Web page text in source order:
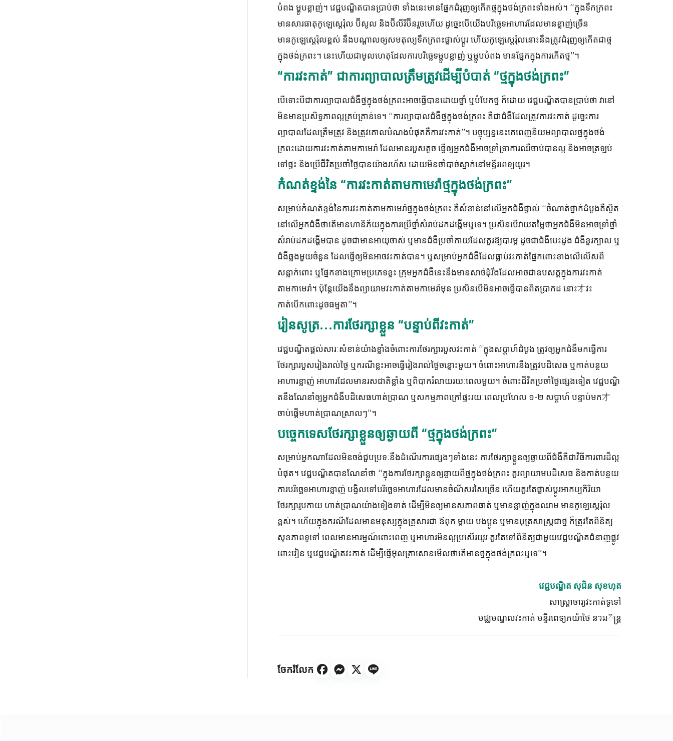
បំពង ម្ហូបខ្លាញ់។ វេជ្ជបណ្ឌិតបានប្រាប់ថា ទាំងនេះមានផ្នែកជំរុញឲ្យកើតថ្មក្នុងថង់ក្រពះទាំងអស់។ “ក្នុងទឹកក្រពះ
មានសារធាតុកូឡេស្តេរ៉ុល ប៊ីសូល និងប៊ីលីរីប៊ីនរួចហើយ ដូច្នេះបើយើងបរិច្ឆេទអាហារដែលមានខ្លាញ់ច្រើន
មានកូឡេស្តេរ៉ុលខ្ពស់ នឹងបណ្តាលឲ្យសមតុល្យទឹកក្រពះផ្លាស់ប្តូរ ហើយកូឡេស្តេរ៉ុលនោះនឹងត្រូវជំរុញឲ្យកើតជាថ្ម
ក្នុងថង់ក្រពះ។ នេះហើយជាមូលហេតុដែលការបរិច្ឆេទម្ហូបខ្លាញ់ ឬម្ហូបបំពង មានផ្នែកក្នុងការកើតថ្ម”។
“ការវះកាត់” ជាការព្យាបាលត្រឹមត្រូវដើម្បីបំបាត់ “ថ្មក្នុងថង់ក្រពះ”
បើទោះបីជាការព្យាបាលជំងឺថ្មក្នុងថង់ក្រពះអាចធ្វើបានដោយថ្នាំ ឬបំបែកថ្ម ក៏ដោយ វេជ្ជបណ្ឌិតបានប្រាប់ថា វានៅ
មិនមានប្រសិទ្ធភាពល្អគ្រប់គ្រាន់ទេ។ “ការព្យាបាលជំងឺថ្មក្នុងថង់ក្រពះ គឺជាជំងឺដែលត្រូវការវះកាត់ ដូច្នេះការ
ព្យាបាលដែលត្រឹមត្រូវ និងត្រូវគោលបំណងបំផុតគឺការវះកាត់”។ បច្ចុប្បន្ននេះគេពេញនិយមព្យាបាលថ្មក្នុងថង់
ក្រពះដោយការវះកាត់តាមកាមេរ៉ា ដែលមានរបួសតូច ធ្វើឲ្យអ្នកជំងឺអាចទ្រាំទ្រាការឈឺចាប់បានល្អ និងអាចត្រឡប់
ទៅផ្ទះ និងប្រើជីវិតប្រចាំថ្ងៃបានយ៉ាងរហ័ស ដោយមិនចាំបាច់ស្នាក់នៅមន្ទីរពេទ្យយូរ។
កំណត់ខ្ទង់នៃ “ការវះកាត់តាមកាមេរ៉ាថ្មក្នុងថង់ក្រពះ”
សម្រាប់កំណត់ខ្ទង់នៃការវះកាត់តាមកាមេរ៉ាថ្មក្នុងថង់ក្រពះ គឺសំខាន់នៅលើអ្នកជំងឺផ្ទាល់ “ចំណាត់ថ្នាក់ដំបូងគឺស្ថិត
នៅលើអ្នកជំងឺថាតើមានហានិភ័យក្នុងការប្រើថ្នាំសំរាប់ដកដង្ហើមឬទេ។ ប្រសិនបើវាយតម្លៃថាអ្នកជំងឺមិនអាចទ្រាំថ្នាំ
សំរាប់ដកដង្ហើមបាន ដូចជាមានអាយុចាស់ ឬមានជំងឺប្រចាំកាយដែលគួរឱ្យបារម្ភ ដូចជាជំងឺបេះដូង ជំងឺខួរក្បាល ឬ
ជំងឺឆ្លងមួយចំនួន ដែលធ្វើឲ្យមិនអាចវះកាត់បាន។ ឬសម្រាប់អ្នកជំងឺដែលធ្លាប់វះកាត់ផ្នែកពោះខាងលើលើសពី
សន្លាក់ពោះ ឬផ្នែកខាងក្រោមប្រភេទខ្លះ ក្រុមអ្នកជំងឺនេះនឹងមានសាច់ដុំរឹងដែលអាចជាឧបសគ្គក្នុងការវះកាត់
តាមកាមេរ៉ា។ ប៉ុន្តែយើងនឹងព្យាយាមវះកាត់តាមកាមេរ៉ាមុន ប្រសិនបើមិនអាចធ្វើបានពិតប្រាកដ នោះ才វះ
កាត់បើកពោះដូចធម្មតា”។
រៀនសូត្រ…ការថែរក្សាខ្លួន “បន្ទាប់ពីវះកាត់”
វេជ្ជបណ្ឌិតផ្តល់សារៈសំខាន់យ៉ាងខ្លាំងចំពោះការថែរក្សារបួសវះកាត់ “ក្នុងសប្តាហ៍ដំបូង ត្រូវឲ្យអ្នកជំងឺមកធ្វើការ
ថែរក្សារបួសរៀងរាល់ថ្ងៃ ឬករណីខ្លះអាចធ្វើរៀងរាល់ថ្ងៃចន្លោះមួយ។ ចំពោះអាហារនឹងត្រូវបដិសេធ ឬកាត់បន្ថយ
អាហារខ្លាញ់ អាហារដែលមានរសជាតិខ្លាំង ឬពិបាករំលាយរយៈពេលមួយ។ ចំពោះជីវិតប្រចាំថ្ងៃផ្សេងទៀត វេជ្ជបណ្ឌិ
តនឹងណែនាំឲ្យអ្នកជំងឺបដិសេធហាត់ប្រាណ ឬសកម្មភាពក្រៅផ្ទះរយៈពេលប្រហែល ១-២ សប្តាហ៍ បន្ទាប់មក才
ចាប់ផ្តើមហាត់ប្រាណស្រាលៗ”។
បច្ចេកទេសថែរក្សាខ្លួនឲ្យឆ្ងាយពី “ថ្មក្នុងថង់ក្រពះ”
សម្រាប់អ្នកណាដែលមិនចង់ជួបប្រទៈនឹងដំណើរការផ្សេងៗទាំងនេះ ការថែរក្សាខ្លួនឲ្យឆ្ងាយពីជំងឺគឺជាវិធីការពារដ៏ល្អ
បំផុត។ វេជ្ជបណ្ឌិតបានណែនាំថា “ក្នុងការថែរក្សាខ្លួនឲ្យឆ្ងាយពីថ្មក្នុងថង់ក្រពះ គួរព្យាយាមបដិសេធ និងកាត់បន្ថយ
ការបរិច្ឆេទអាហារខ្លាញ់ បង្វិលទៅបរិច្ឆេទអាហារដែលមានចំណីសរសៃច្រើន ហើយគួរតែផ្លាស់ប្តូរអាកប្បកិរិយា
ថែរក្សារូបកាយ ហាត់ប្រាណយ៉ាងទៀងទាត់ ដើម្បីមិនឲ្យមានសភាពធាត់ ឬមានខ្លាញ់ក្នុងឈាម មានកូឡេស្តេរ៉ុល
ខ្ពស់។ ហើយក្នុងករណីដែលមានមនុស្សក្នុងគ្រួសារជា ឪពុក ម្តាយ បងប្អូន ឬមានបុត្រសាស្ត្រជាថ្ម ក៏ត្រូវតែពិនិត្យ
សុខភាពទូទៅ ពេលមានអារម្មណ៍ពោះពេញ ឬអាហារមិនល្អប្រសើរយូរ គួរតែទៅពិនិត្យជាមួយវេជ្ជបណ្ឌិតជំនាញផ្លូវ
ពោះវៀន ឬវេជ្ជបណ្ឌិតវះកាត់ ដើម្បីធ្វើអ៊ុលត្រាសោនមើលថាតើមានថ្មក្នុងថង់ក្រពះឬទេ”។
វេជ្ជបណ្ឌិត សុជិន សុខហុត
សាស្រ្តាចារ្យវះកាត់ទូទៅ
មជ្ឈមណ្ឌលវះកាត់ មន្ទីរពេទ្យភយ៉ាថៃ នวมិន្ត្រ
ចែករំលែក